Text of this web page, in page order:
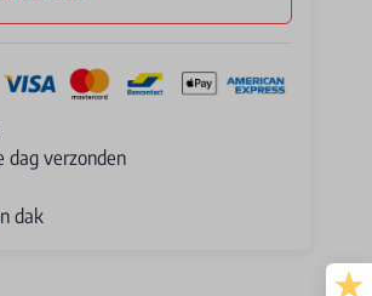
dag verzonden
dak